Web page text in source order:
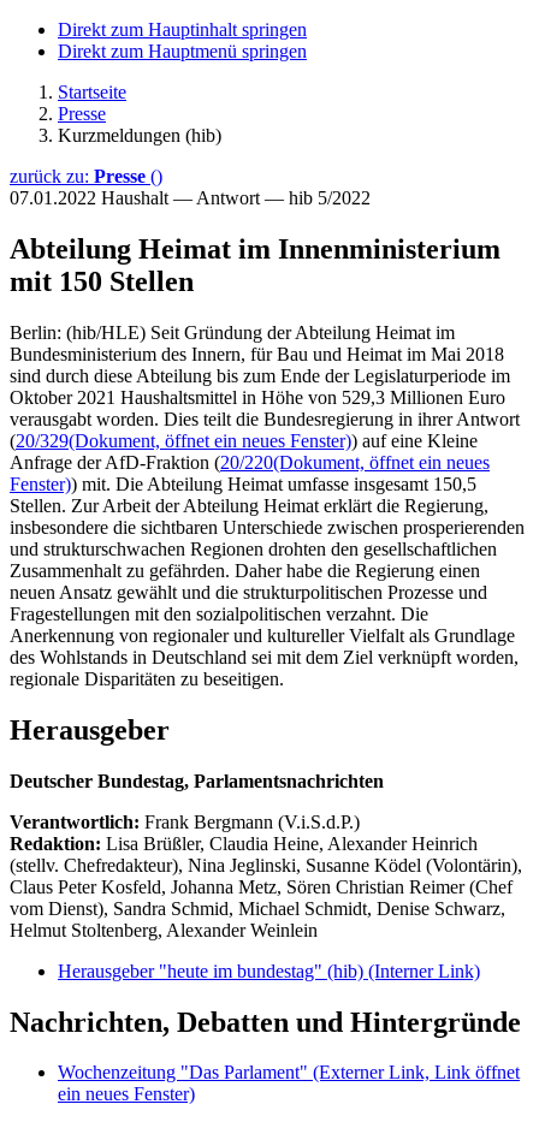
Direkt zum Hauptinhalt springen
Direkt zum Hauptmenü springen
Startseite
Presse
Kurzmeldungen (hib)
zurück zu: Presse ()
07.01.2022 Haushalt — Antwort — hib 5/2022
Abteilung Heimat im Innenministerium
mit 150 Stellen
Berlin: (hib/HLE) Seit Gründung der Abteilung Heimat im
Bundesministerium des Innern, für Bau und Heimat im Mai 2018
sind durch diese Abteilung bis zum Ende der Legislaturperiode im
Oktober 2021 Haushaltsmittel in Höhe von 529,3 Millionen Euro
verausgabt worden. Dies teilt die Bundesregierung in ihrer Antwort
(20/329(Dokument, öffnet ein neues Fenster)) auf eine Kleine
Anfrage der AfD-Fraktion (20/220(Dokument, öffnet ein neues
Fenster)) mit. Die Abteilung Heimat umfasse insgesamt 150,5
Stellen. Zur Arbeit der Abteilung Heimat erklärt die Regierung,
insbesondere die sichtbaren Unterschiede zwischen prosperierenden
und strukturschwachen Regionen drohten den gesellschaftlichen
Zusammenhalt zu gefährden. Daher habe die Regierung einen
neuen Ansatz gewählt und die strukturpolitischen Prozesse und
Fragestellungen mit den sozialpolitischen verzahnt. Die
Anerkennung von regionaler und kultureller Vielfalt als Grundlage
des Wohlstands in Deutschland sei mit dem Ziel verknüpft worden,
regionale Disparitäten zu beseitigen.
Herausgeber
Deutscher Bundestag, Parlamentsnachrichten
Verantwortlich: Frank Bergmann (V.i.S.d.P.)
Redaktion: Lisa Brüßler, Claudia Heine, Alexander Heinrich
(stellv. Chefredakteur), Nina Jeglinski, Susanne Ködel (Volontärin),
Claus Peter Kosfeld, Johanna Metz, Sören Christian Reimer (Chef
vom Dienst), Sandra Schmid, Michael Schmidt, Denise Schwarz,
Helmut Stoltenberg, Alexander Weinlein
Herausgeber "heute im bundestag" (hib) (Interner Link)
Nachrichten, Debatten und Hintergründe
Wochenzeitung "Das Parlament" (Externer Link, Link öffnet
ein neues Fenster)